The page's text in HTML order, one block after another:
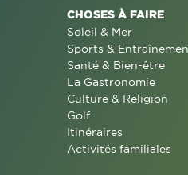
CHOSES À FAIRE
Soleil & Mer
Sports &
Santé & Bien-être
La Gastronomie
Culture & Religion
Golf
Itinéraires
Activités familiales